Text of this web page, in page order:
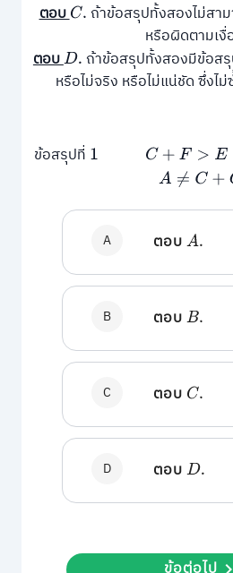
ตอบC. ถ้าข้อสรุปทั้งสองไม่สา
หรือผิดตามเงื่
ตอบD. ถ้าข้อสรุปทั้งสองมีข้อส
หรือไม่จริง หรือไม่แน่ชัด ซึ่งไ
ข้อสรุปที่ 1 C+F>E
A≠ C+ G
A ตอบA.
B ตอบB.
C ตอบ C.
D ตอบD.